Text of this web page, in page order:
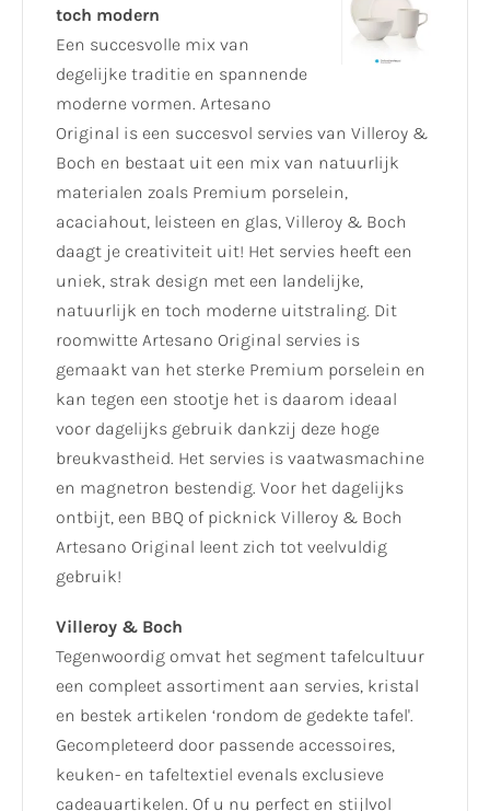
toch modern
Een succesvolle mix van
degelijke traditie en spannende
moderne vormen. Artesano
Original is een succesvol servies van Villeroy &
Boch en bestaat uit een mix van natuurlijk
materialen zoals Premium porselein,
acaciahout, leisteen en glas, Villeroy & Boch
daagt je creativiteit uit! Het servies heeft een
uniek, strak design met een landelijke,
natuurlijk en toch moderne uitstraling. Dit
roomwitte Artesano Original servies is
gemaakt van het sterke Premium porselein en
kan tegen een stootje het is daarom ideaal
voor dagelijks gebruik dankzij deze hoge
breukvastheid. Het servies is vaatwasmachine
en magnetron bestendig. Voor het dagelijks
ontbijt, een BBQ of picknick Villeroy & Boch
Artesano Original leent zich tot veelvuldig
gebruik!
Villeroy & Boch
Tegenwoordig omvat het segment tafelcultuur
een compleet assortiment aan servies, kristal
en bestek artikelen ‘rondom de gedekte tafel'.
Gecompleteerd door passende accessoires,
keuken- en tafeltextiel evenals exclusieve
cadeauartikelen. Of u nu perfect en stijlvol